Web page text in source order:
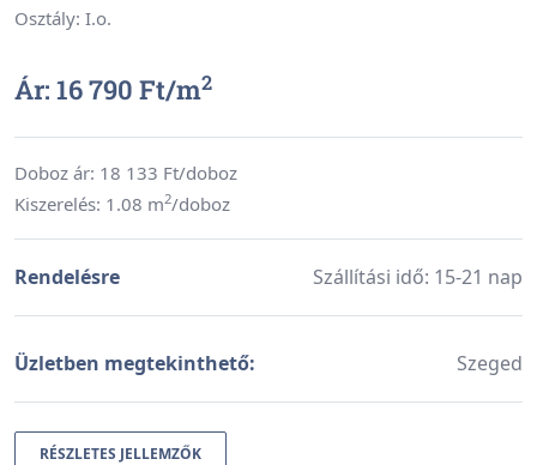
Osztály: I.o.
Ár: 16 790 Ft/m2
Doboz ár: 18 133 Ft/doboz
Kiszerelés: 1.08 m2/doboz
Rendelésre Szállítási idő: 15-21 nap
Üzletben megtekinthető: Szeged
RÉSZLETES JELLEMZŐK